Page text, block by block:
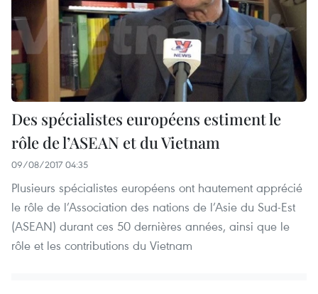
Des spécialistes européens estiment le
rôle de l’ASEAN et du Vietnam
09/08/2017 04:35
Plusieurs spécialistes européens ont hautement apprécié
le rôle de l’Association des nations de l’Asie du Sud-Est
(ASEAN) durant ces 50 dernières années, ainsi que le
rôle et les contributions du Vietnam